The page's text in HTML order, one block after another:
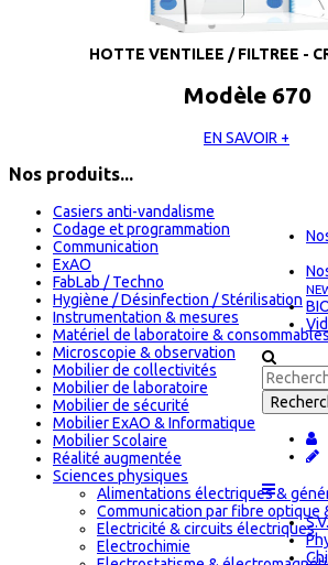
HOTTE VENTILEE / FILTREE -
Modèle 670
EN SAVOIR +
Nos produits...
Casiers anti-vandalisme
Codage et programmation
Communication
ExAO
FabLab / Techno
Hygiène / Désinfection / Stérilisation
Instrumentation & mesures
Matériel de laboratoire &
Microscopie & observation
Mobilier de collectivités
Mobilier de laboratoire
Mobilier de sécurité
Mobilier ExAO & Informatique
Mobilier Scolaire
Réalité augmentée
Sciences physiques
Alimentations électriques &
Communication par fibre optique
Electricité & circuits électriques
Electrochimie